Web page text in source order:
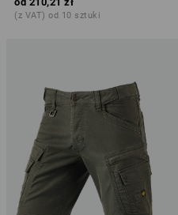
(z VAT) od 10 sztuki